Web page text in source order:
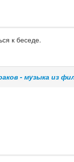
к беседе.
- музыка из